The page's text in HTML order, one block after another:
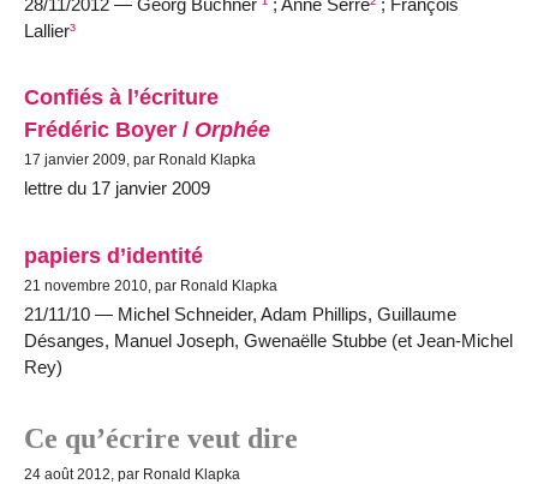
28/11/2012 — Georg Büchner ¹ ; Anne Serre² ; François
Lallier³
Confiés à l’écriture
Frédéric Boyer / Orphée
17 janvier 2009, par Ronald Klapka
lettre du 17 janvier 2009
papiers d’identité
21 novembre 2010, par Ronald Klapka
21/11/10 — Michel Schneider, Adam Phillips, Guillaume
Désanges, Manuel Joseph, Gwenaëlle Stubbe (et Jean-Michel
Rey)
Ce qu’écrire veut dire
24 août 2012, par Ronald Klapka